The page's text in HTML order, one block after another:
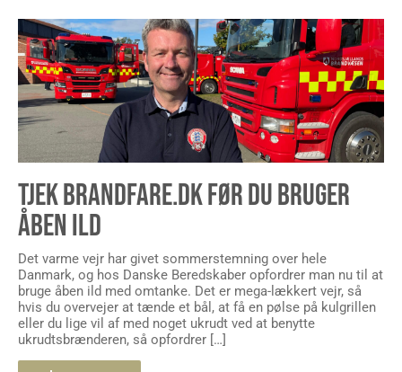
TJEK BRANDFARE.DK FØR DU BRUGER
ÅBEN ILD
Det varme vejr har givet sommerstemning over hele
Danmark, og hos Danske Beredskaber opfordrer man nu til at
bruge åben ild med omtanke. Det er mega-lækkert vejr, så
hvis du overvejer at tænde et bål, at få en pølse på kulgrillen
eller du lige vil af med noget ukrudt ved at benytte
ukrudtsbrænderen, så opfordrer […]